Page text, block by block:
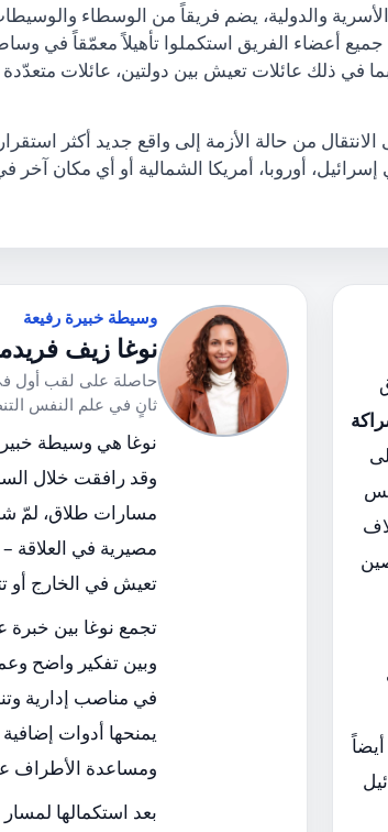
والدولية، يضم فريقاً من الوسطاء
جميع أعضاء الفريق استكملوا تأهيلاً معمّقاً في
في ذلك عائلات تعيش بين دولتين، عائلات
من حالة الأزمة إلى واقع جديد أكثر
أوروبا، أمريكا الشمالية أو أي مكان آخر
وسيطة خبيرة رفيعة
نوغا زيف
حاصلة على لقب أول
ثانٍ في علم النفس
وقد رافقت خلال
مسارات طلاق، لمّ
مصيرية في العلاقة
تعيش في الخارج أو
تجمع نوغا بين
وبين تفكير واضح
في مناصب إدارية
يمنحها أدوات إضافية
ومساعدة الأطراف
بعد استكمالها